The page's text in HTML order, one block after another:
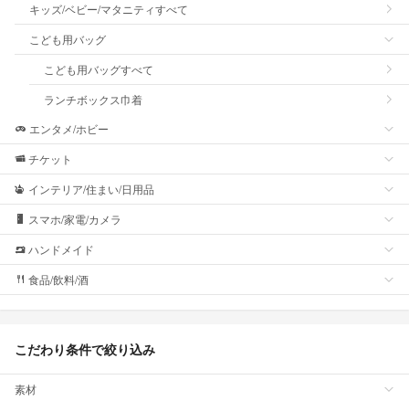
キッズ/ベビー/マタニティすべて
こども用バッグ
こども用バッグすべて
ランチボックス巾着
エンタメ/ホビー
チケット
インテリア/住まい/日用品
スマホ/家電/カメラ
ハンドメイド
食品/飲料/酒
こだわり条件で絞り込み
素材